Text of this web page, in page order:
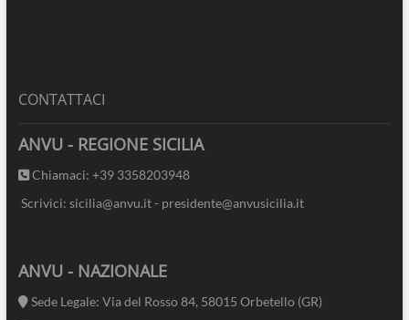
CONTATTACI
ANVU - REGIONE SICILIA
Chiamaci: +39 3358203948
Scrivici: sicilia@anvu.it - presidente@anvusicilia.it
ANVU - NAZIONALE
Sede Legale: Via del Rosso 84, 58015 Orbetello (GR)